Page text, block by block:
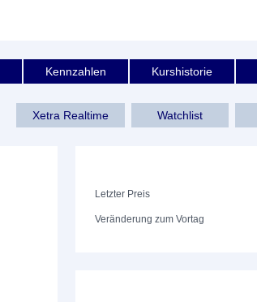
Kennzahlen Kurshistorie
Xetra Realtime Watchlist
Letzter Preis
Veränderung zum Vortag